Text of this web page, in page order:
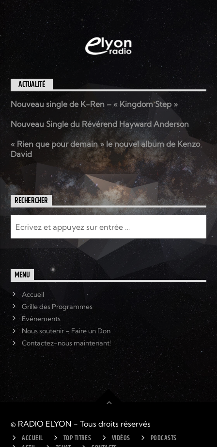
ACTUALITÉ
Nouveau single de K-Ren – « Kingdom Step »
Nouveau Single du Révérend Hayward Anderson
« Rien que pour demain » le nouvel album de Kenzo
David
RECHERCHER
MENU
Accueil
Grille des Programmes
Événements
Nous soutenir – Faire un Don
Contactez-nous maintenant!
© RADIO ELYON - Tous droits réservés
ACCUEIL TOP TITRES VIDÉOS
PODCASTS